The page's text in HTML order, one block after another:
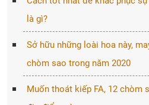
là gì?
Sở hữu những loài hoa này,
chòm sao trong năm 2020
Muốn thoát kiếp FA, 12 chòm